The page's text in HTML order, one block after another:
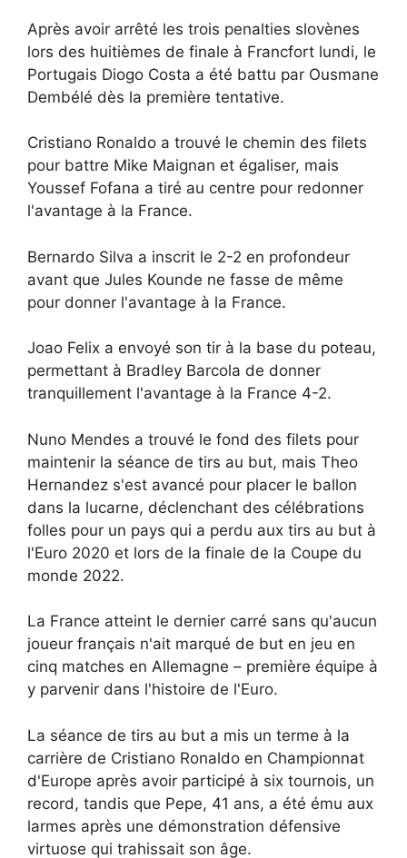
Après avoir arrêté les trois penalties slovènes
lors des huitièmes de finale à Francfort lundi, le
Portugais Diogo Costa a été battu par Ousmane
Dembélé dès la première tentative.
Cristiano Ronaldo a trouvé le chemin des filets
pour battre Mike Maignan et égaliser, mais
Youssef Fofana a tiré au centre pour redonner
l'avantage à la France.
Bernardo Silva a inscrit le 2-2 en profondeur
avant que Jules Kounde ne fasse de même
pour donner l'avantage à la France.
Joao Felix a envoyé son tir à la base du poteau,
permettant à Bradley Barcola de donner
tranquillement l'avantage à la France 4-2.
Nuno Mendes a trouvé le fond des filets pour
maintenir la séance de tirs au but, mais Theo
Hernandez s'est avancé pour placer le ballon
dans la lucarne, déclenchant des célébrations
folles pour un pays qui a perdu aux tirs au but à
l'Euro 2020 et lors de la finale de la Coupe du
monde 2022.
La France atteint le dernier carré sans qu'aucun
joueur français n'ait marqué de but en jeu en
cinq matches en Allemagne – première équipe à
y parvenir dans l'histoire de l'Euro.
La séance de tirs au but a mis un terme à la
carrière de Cristiano Ronaldo en Championnat
d'Europe après avoir participé à six tournois, un
record, tandis que Pepe, 41 ans, a été ému aux
larmes après une démonstration défensive
virtuose qui trahissait son âge.